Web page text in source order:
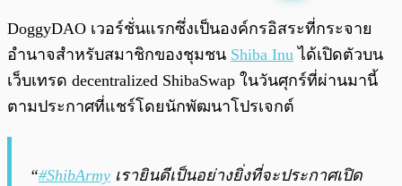
0:00
DoggyDAO เวอร์ชั่นแรกซึ่งเป็นองค์กรอิสระที่กระจาย
อำนาจสำหรับสมาชิกของชุมชน Shiba Inu ได้เปิดตัวบน
เว็บเทรด decentralized ShibaSwap ในวันศุกร์ที่ผ่านมานี้
ตามประกาศที่แชร์โดยนักพัฒนาโปรเจกต์
“#ShibArmy เรายินดีเป็นอย่างยิ่งที่จะประกาศเปิด